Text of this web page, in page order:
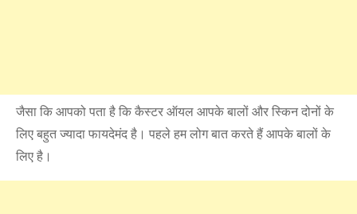
जैसा कि आपको पता है कि कैस्टर ऑयल आपके बालों और स्किन दोनों के
लिए बहुत ज्यादा फायदेमंद है। पहले हम लोग बात करते हैं आपके बालों के
लिए है।